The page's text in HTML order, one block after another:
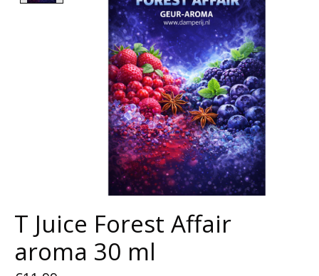
T Juice Forest Affair
aroma 30 ml